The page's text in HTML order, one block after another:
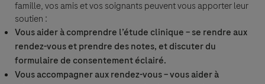
famille, vos amis et vos soignants peuvent vous apporter leur
soutien :
Vous aider à comprendre l’étude clinique – se rendre aux
rendez-vous et prendre des notes, et discuter du
formulaire de consentement éclairé.
Vous accompagner aux rendez-vous – vous aider à
informations.
Cette plateforme n'a pas pour objet de recueillir des informations relatives
à la pharmacovigilance : pour ce faire, merci de vous conférer aux
mentions légales de la plateforme :
https://www.roche.fr/mentions-legales/cgu
Cependant, si l'un de vos commentaires évoque un événement indésirable
survenu lors de l'administration d'un produit de Roche, ou d'une situation